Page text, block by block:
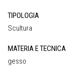
TIPOLOGIA
Scultura
MATERIA E TECNICA
gesso